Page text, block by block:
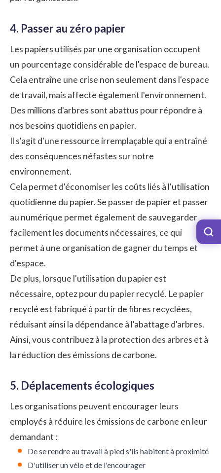
4. Passer au zéro papier
Les papiers utilisés par une organisation occupent
un pourcentage considérable de l'espace de bureau.
Cela entraîne une crise non seulement dans l'espace
de travail, mais affecte également l'environnement.
Des millions d'arbres sont abattus pour répondre à
nos besoins quotidiens en papier.
Il s'agit d'une ressource irremplaçable qui a entraîné
des conséquences néfastes sur notre
environnement.
Cela permet d'économiser les coûts liés à l'utilisation
quotidienne du papier. Se passer de papier et passer
au numérique permet également de sauvegarder
facilement les documents nécessaires, ce qui
permet à une organisation de gagner du temps et
d'espace.
De plus, lorsque l'utilisation du papier est
nécessaire, optez pour du papier recyclé. Le papier
recyclé est fabriqué à partir de fibres recyclées,
réduisant ainsi la dépendance à l'abattage d'arbres.
Ainsi, vous contribuez à la protection des arbres et à
la réduction des émissions de carbone.
5. Déplacements écologiques
Les organisations peuvent encourager leurs
employés à réduire les émissions de carbone en leur
demandant :
De se rendre au travail à pied s'ils habitent à proximité
D'utiliser un vélo et de l'encourager